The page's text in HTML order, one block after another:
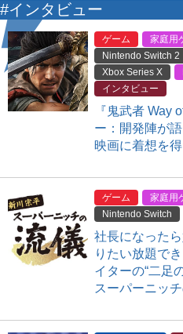
#インタビュー
ゲーム 家庭用
Nintendo Switch 2
Xbox Series X
インタビュー
『鬼武者 Way
ー：開発陣が
映画に着想を
ゲーム 家庭用
Nintendo Switch
社長になった
りたい放題で
イターの“二足
スーパーニッチ